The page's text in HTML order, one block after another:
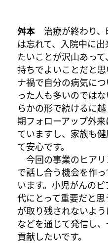
舛本 治療が終わり、
は忘れて、入院中に
たいことが沢山あっ
持ちでよいことだと
ナ禍で自分の病気に
った人も多いのでは
らかの形で続けるに
期フォローアップ外
ていますし、家族も
て安心です。
今回の事業のヒアリ
で話し合う機会を作
います。小児がんの
代にとって重要だと
が取り残されないよ
などを通じて発信し
貢献したいです。